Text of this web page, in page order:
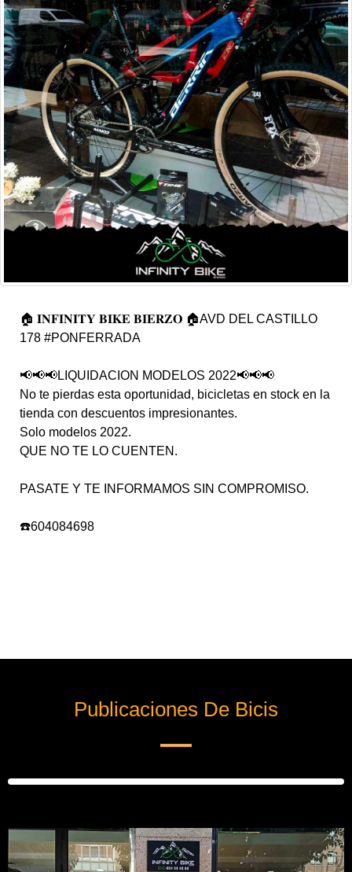
🏠 𝐈𝐍𝐅𝐈𝐍𝐈𝐓𝐘 𝐁𝐈𝐊𝐄 𝐁𝐈𝐄𝐑𝐙𝐎 🏠AVD DEL CASTILLO
178 #PONFERRADA
📢📢📢LIQUIDACION MODELOS 2022📢📢📢
No te pierdas esta oportunidad, bicicletas en stock en la
tienda con descuentos impresionantes.
Solo modelos 2022.
QUE NO TE LO CUENTEN.
PASATE Y TE INFORMAMOS SIN COMPROMISO.
☎️604084698
Publicaciones De Bicis